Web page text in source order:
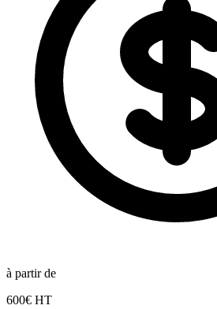
à partir de
600€ HT